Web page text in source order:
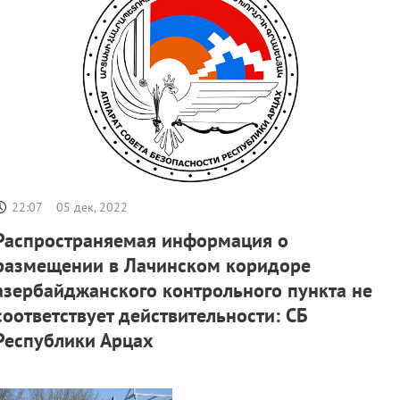
22:07 05 дек, 2022
информация о
в Лачинском коридоре
контрольного пункта не
действительности: СБ
Арцах